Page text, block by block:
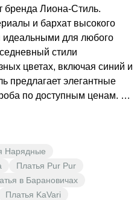
бренда Лиона-Стиль.
и бархат высокого
идеальными для любого
стили
цветах, включая синий и
предлагает элегантные
по доступным ценам. В
Не упустите
Нарядные
Платья Pur Pur
в Барановичах
Платья KaVari